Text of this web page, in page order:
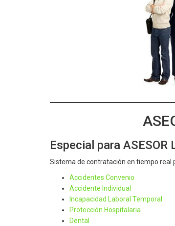
Especial para ASESOR
Sistema de contratación en tiempo real
Accidentes Convenio
Accidente Individual
Incapacidad Laboral Temporal
Protección Hospitalaria
Dental